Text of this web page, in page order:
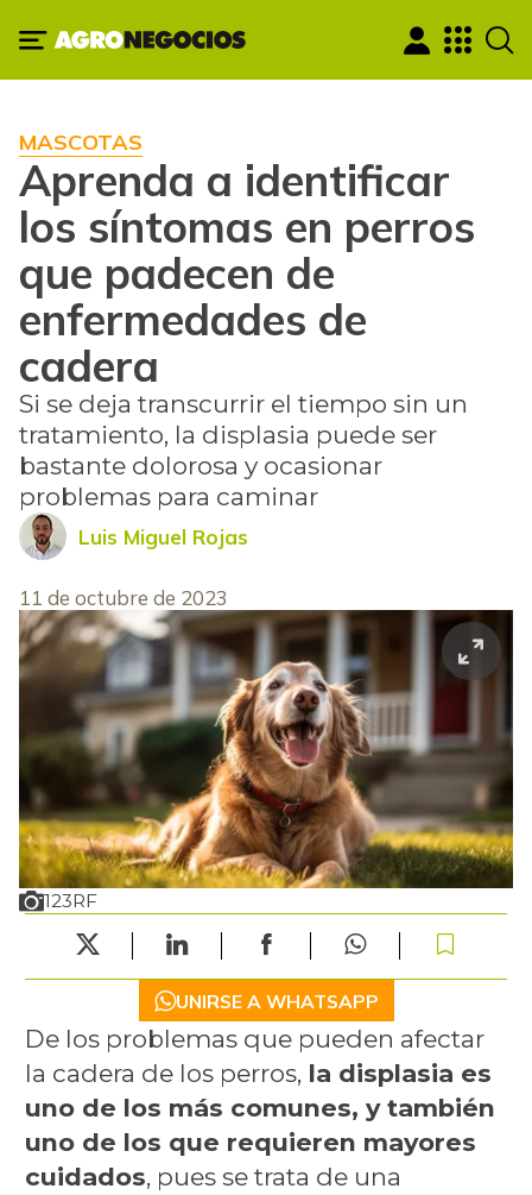
MASCOTAS
Aprenda a identificar
los síntomas en perros
que padecen de
enfermedades de
cadera
Si se deja transcurrir el tiempo sin un
tratamiento, la displasia puede ser
bastante dolorosa y ocasionar
problemas para caminar
Luis Miguel Rojas
11 de octubre de 2023
123RF
UNIRSE A WHATSAPP
De los problemas que pueden afectar
la cadera de los perros, la displasia es
uno de los más comunes, y también
uno de los que requieren mayores
cuidados, pues se trata de una